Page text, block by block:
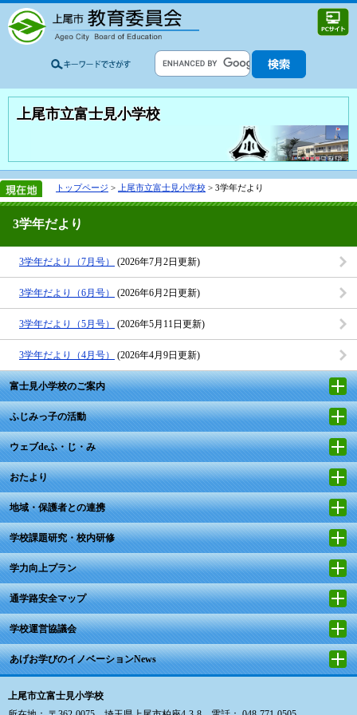
上尾市立富士見小学校
トップページ > 上尾市立富士見小学校 > 3学年だより
3学年だより
3学年だより（7月号） (2026年7月2日更新)
3学年だより（6月号） (2026年6月2日更新)
3学年だより（5月号） (2026年5月11日更新)
3学年だより（4月号） (2026年4月9日更新)
富士見小学校のご案内
ふじみっ子の活動
ウェブdeふ・じ・み
おたより
地域・保護者との連携
学校課題研究・校内研修
学力向上プラン
通学路安全マップ
学校運営協議会
あげお学びのイノベーションNews
上尾市立富士見小学校